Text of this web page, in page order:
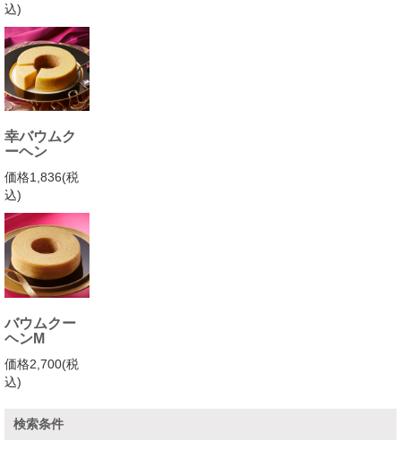
込)
幸バウムク
ーヘン
価格1,836(税
込)
バウムクー
ヘンM
価格2,700(税
込)
検索条件